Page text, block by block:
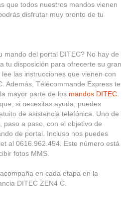
que todos nuestros mandos vienen
disfrutar muy pronto de tu
mando del portal DITEC? No hay de
tu disposición para ofrecerte su gran
las instrucciones que vienen con
Además, Télécommande Express te
mayor parte de los mandos DITEC.
si necesitas ayuda, puedes
de asistencia telefónica. Uno de
paso a paso, con el objetivo de
de portal. Incluso nos puedes
al 0616.962.454. Este número está
fotos MMS.
en cada etapa en la
DITEC ZEN4 C.